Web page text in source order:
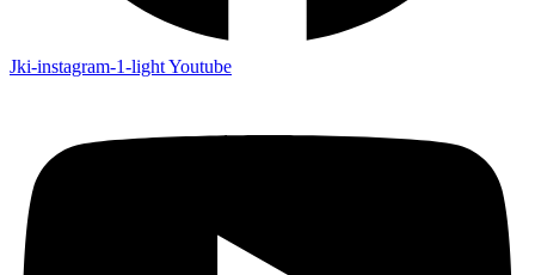
Jki-instagram-1-lightYoutube